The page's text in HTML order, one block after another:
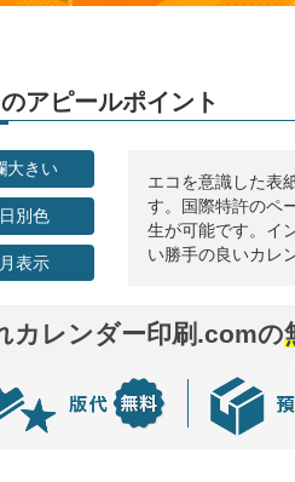
アピールポイント
大きい
別色
表示
エコを意識した表
す。国際特許のペ
生が可能です。イ
い勝手の良いカレ
カレンダー印刷.comの